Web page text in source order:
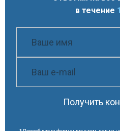
в течение
Получить